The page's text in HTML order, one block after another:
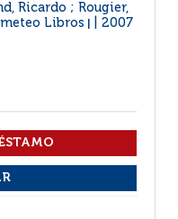
Ricardo ; Rougier,
Libros 2007